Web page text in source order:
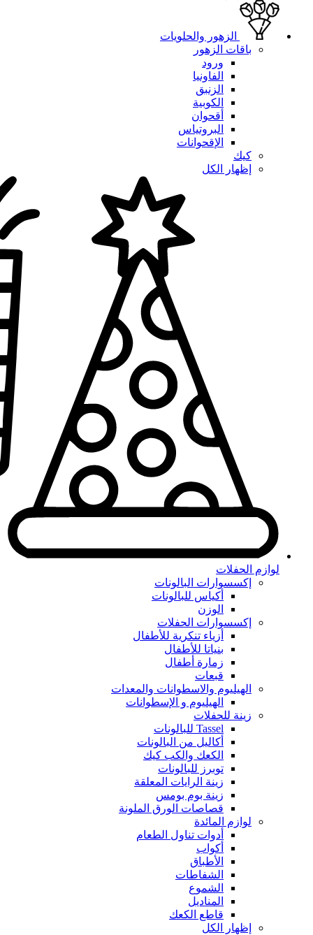
الزهور والحلويات
باقات الزهور
ورود
الفاونيا
الزنبق
الكوبية
أقحوان
البروتياس
الإقحوانات
كيك
إظهار الكل
لوازم الحفلات
إكسسوارات البالونات
أكياس للبالونات
الوزن
إكسسوارات الحفلات
أزياء تنكرية للأطفال
بنياتا للأطفال
زمارة أطفال
قبعات
الهيليوم والاسطوانات والمعدات
الهيليوم و الإسطوانات
زينة للحفلات
Tassel للبالونات
أكاليل من البالونات
الكعك والكب كيك
توبرز للبالونات
زينة الرايات المعلقة
زينة بوم بومس
قصاصات الورق الملونة
لوازم المائدة
أدوات تناول الطعام
أكواب
الأطباق
الشفاطات
الشموع
المناديل
قاطع الكعك
إظهار الكل